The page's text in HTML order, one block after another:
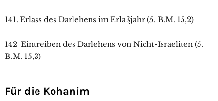
141. Erlass des Darlehens im Erlaßjahr (5. B.M. 15,2)
142. Eintreiben des Darlehens von Nicht-Israeliten (5.
B.M. 15,3)
Für die Kohanim